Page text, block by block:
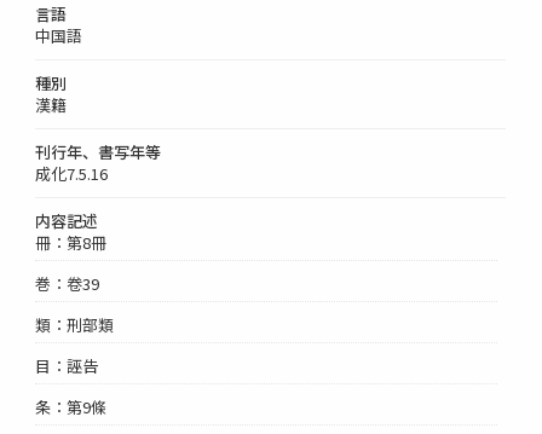
言語
中国語
種別
漢籍
刊行年、書写年等
成化7.5.16
内容記述
冊：第8冊
巻：卷39
類：刑部類
目：誣告
条：第9條